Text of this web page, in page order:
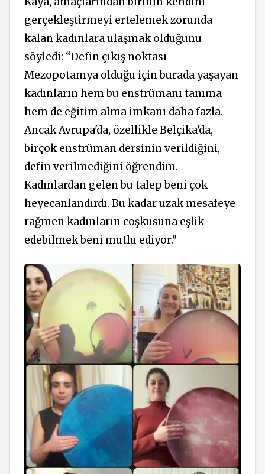
gerçekleştirmeyi ertelemek zorunda
kalan kadınlara ulaşmak olduğunu
söyledi: “Defin çıkış noktası
Mezopotamya olduğu için burada yaşayan
kadınların hem bu enstrümanı tanıma
hem de eğitim alma imkanı daha fazla.
Ancak Avrupa'da, özellikle Belçika'da,
birçok enstrüman dersinin verildiğini,
defin verilmediğini öğrendim.
Kadınlardan gelen bu talep beni çok
heyecanlandırdı. Bu kadar uzak mesafeye
rağmen kadınların coşkusuna eşlik
edebilmek beni mutlu ediyor.”